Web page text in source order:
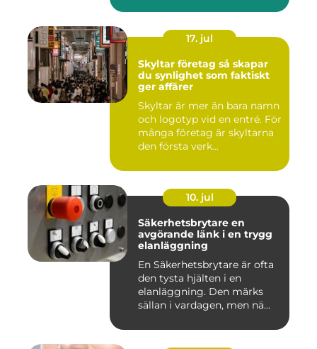
17. jul
Skyltar företag så skapar
du synlighet som faktiskt
ger affärer
Skyltar är mer än bara namn
och logotyp vid en entré. För
många företag är skyltarna
den första verk...
10. jul
Säkerhetsbrytare en
avgörande länk i en trygg
elanläggning
En Säkerhetsbrytare är ofta
den tysta hjälten i en
elanläggning. Den märks
sällan i vardagen, men nä...